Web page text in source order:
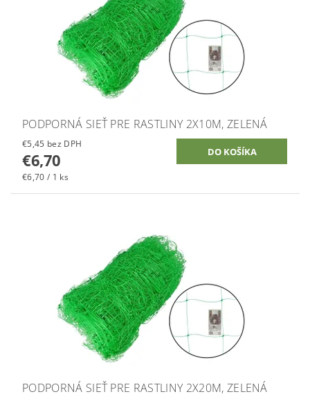
PODPORNÁ SIEŤ PRE RASTLINY 2X10M, ZELENÁ
€5,45 bez DPH
€6,70
€6,70 / 1 ks
PODPORNÁ SIEŤ PRE RASTLINY 2X20M, ZELENÁ